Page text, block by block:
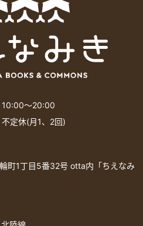
10:00〜20:00
不定休(月1、2回)
町1丁目5番32号 otta内「ちえなみ